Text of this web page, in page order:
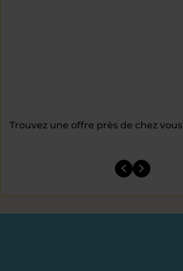
Trouvez une offre près de chez vous